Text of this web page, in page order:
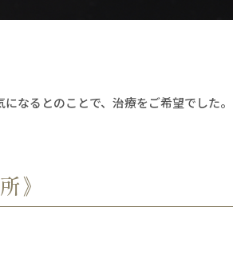
なるとのことで、治療をご希望でした。
》